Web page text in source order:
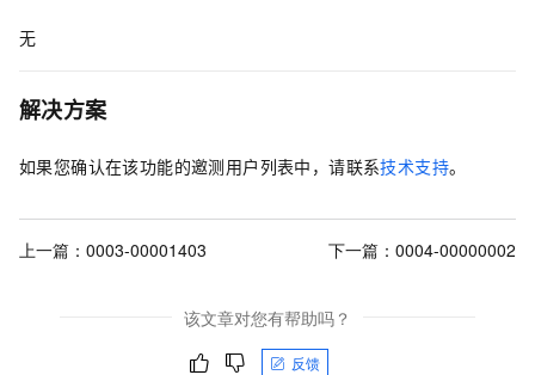
无
解决方案
如果您确认在该功能的邀测用户列表中，请联系技术支持。
上一篇： 0003-00001403 下一篇： 0004-00000002
该文章对您有帮助吗？
反馈